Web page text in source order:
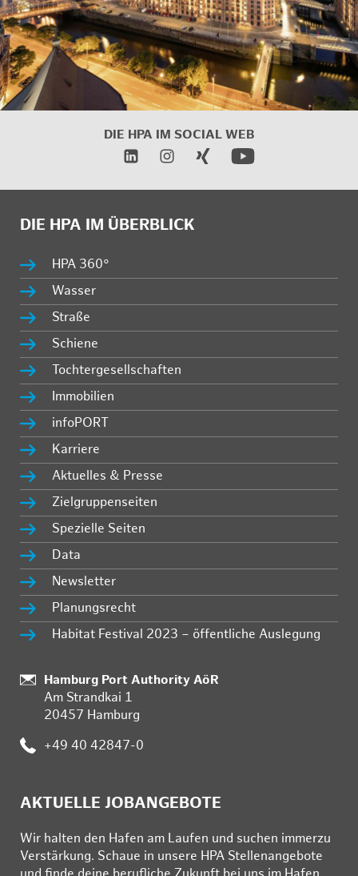
DIE HPA IM SOCIAL WEB
DIE HPA IM ÜBERBLICK
HPA 360°
Wasser
Straße
Schiene
Tochtergesellschaften
Immobilien
infoPORT
Karriere
Aktuelles & Presse
Zielgruppenseiten
Spezielle Seiten
Data
Newsletter
Planungsrecht
Habitat Festival 2023 – öffentliche Auslegung
Standort:
Hamburg Port Authority AöR
Am Strandkai 1
20457 Hamburg
Telefon:
+49 40 42847-0
AKTUELLE JOBANGEBOTE
Wir hal­ten den Ha­fen am Lau­fen und su­chen im­mer­zu
Ver­stär­kung. Schau­e in un­se­re HPA Stel­len­an­ge­bo­te